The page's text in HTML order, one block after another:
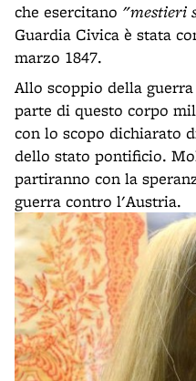
che esercitano "mestieri
Guardia Civica è stata
marzo 1847.
Allo scoppio della
parte di questo corpo
con lo scopo dichiarato
dello stato pontificio.
partiranno con la
guerra contro l'Austria.